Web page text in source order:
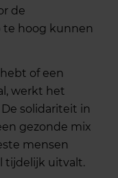
de
te hoog kunnen
of een
werkt het
solidariteit in
gezonde mix
mensen
tijdelijk uitvalt.